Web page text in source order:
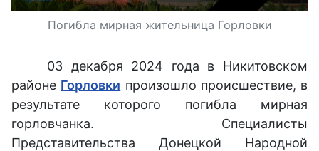
Погибла мирная жительница Горловки
03 декабря 2024 года в Никитовском
районе Горловки произошло происшествие, в
результате которого погибла мирная
горловчанка. Специалисты
Представительства Донецкой Народной